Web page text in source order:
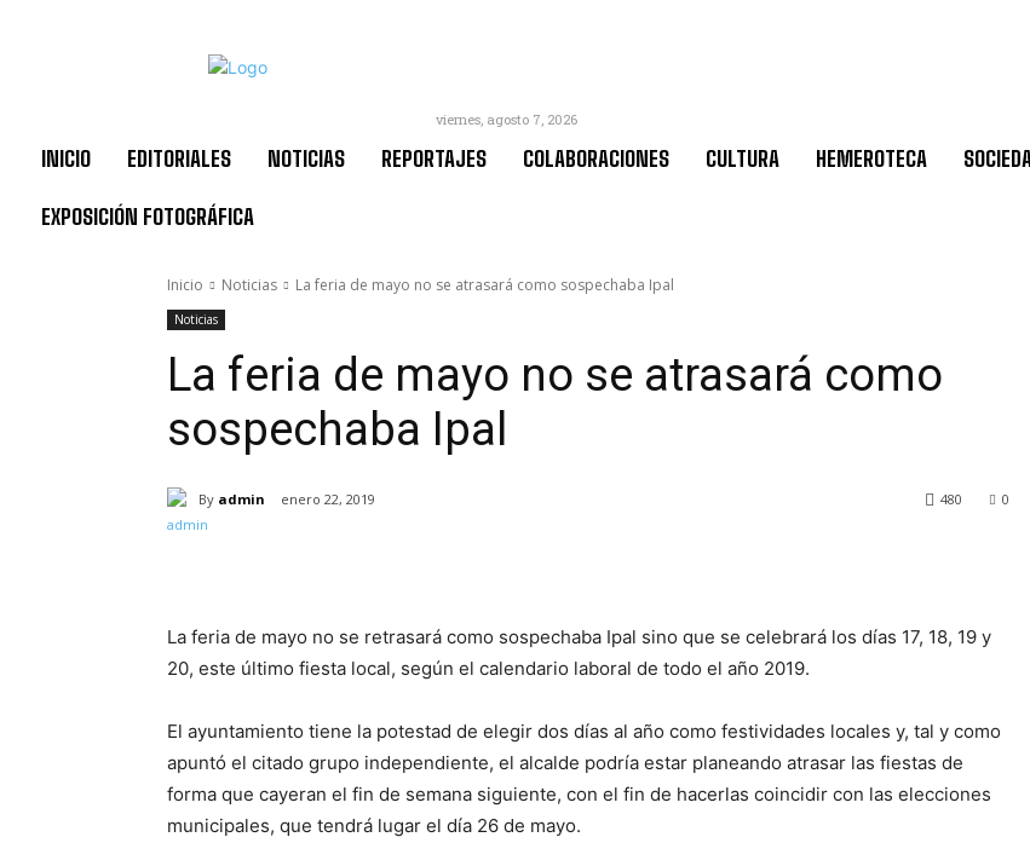
viernes, agosto 7, 2026
INICIO EDITORIALES NOTICIAS REPORTAJES COLABORACIONES CULTURA HEMEROTECA
EXPOSICIÓN FOTOGRÁFICA
Inicio Noticias La feria de mayo no se atrasará como sospechaba Ipal
Noticias
La feria de mayo no se atrasará como
sospechaba Ipal
By admin enero 22, 2019 0
480
La feria de mayo no se retrasará como sospechaba Ipal sino que se celebrará los días 17, 18, 19 y
20, este último fiesta local, según el calendario laboral de todo el año 2019.
El ayuntamiento tiene la potestad de elegir dos días al año como festividades locales y, tal y como
apuntó el citado grupo independiente, el alcalde podría estar planeando atrasar las fiestas de
forma que cayeran el fin de semana siguiente, con el fin de hacerlas coincidir con las elecciones
municipales, que tendrá lugar el día 26 de mayo.